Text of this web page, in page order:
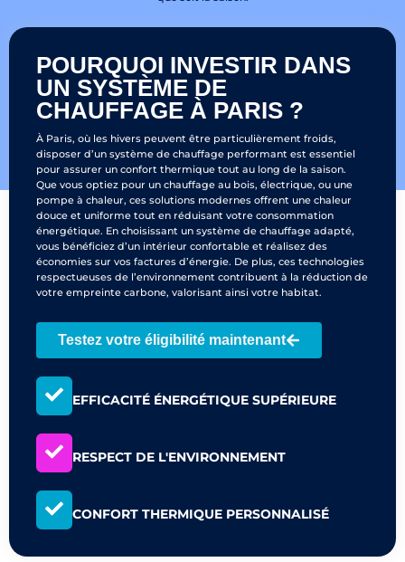
POURQUOI INVESTIR DANS
UN SYSTÈME DE
CHAUFFAGE À PARIS ?
À Paris, où les hivers peuvent être particulièrement froids,
disposer d’un système de chauffage performant est essentiel
pour assurer un confort thermique tout au long de la saison.
Que vous optiez pour un chauffage au bois, électrique, ou une
pompe à chaleur, ces solutions modernes offrent une chaleur
douce et uniforme tout en réduisant votre consommation
énergétique. En choisissant un système de chauffage adapté,
vous bénéficiez d’un intérieur confortable et réalisez des
économies sur vos factures d’énergie. De plus, ces technologies
respectueuses de l’environnement contribuent à la réduction de
votre empreinte carbone, valorisant ainsi votre habitat.
Testez votre éligibilité maintenant
EFFICACITÉ ÉNERGÉTIQUE SUPÉRIEURE
RESPECT DE L'ENVIRONNEMENT
CONFORT THERMIQUE PERSONNALISÉ